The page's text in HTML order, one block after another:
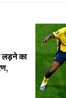
लड़ने का